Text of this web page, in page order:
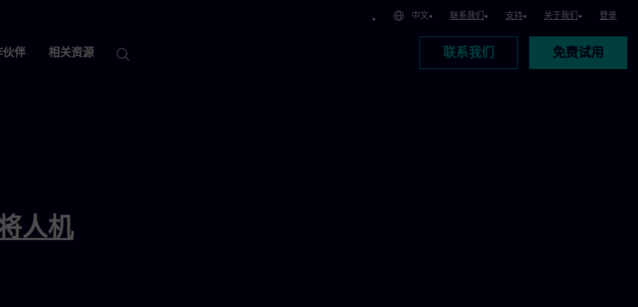
中文 联系我们 支持 关于我们 登录
伙伴 相关资源 联系我们 免费试用
人机